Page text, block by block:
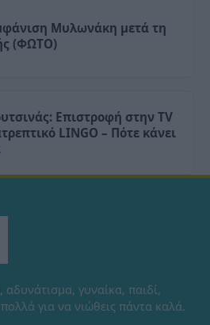
Μυλωνάκη μετά τη
(ΦΩΤΟ)
Επιστροφή στην TV
LINGO – Πότε κάνει
αδυνάτισμα, γυναίκα, παιδί,
για να νιώθεις πάντα καλά.